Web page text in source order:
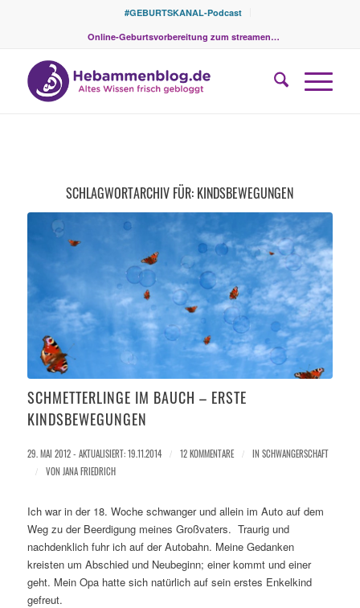
#GEBURTSKANAL-Podcast
Online-Geburtsvorbereitung zum streamen…
SCHLAGWORTARCHIV FÜR: KINDSBEWEGUNGEN
SCHMETTERLINGE IM BAUCH – ERSTE
KINDSBEWEGUNGEN
29. MAI 2012 - AKTUALISIERT: 19.11.2014 / 12 KOMMENTARE / IN SCHWANGERSCHAFT
/
VON JANA FRIEDRICH
Ich war in der 18. Woche schwanger und allein im Auto auf dem
Weg zu der Beerdigung meines Großvaters. Traurig und
nachdenklich fuhr ich auf der Autobahn. Meine Gedanken
kreisten um Abschied und Neubeginn; einer kommt und einer
geht. Mein Opa hatte sich natürlich auf sein erstes Enkelkind
gefreut.